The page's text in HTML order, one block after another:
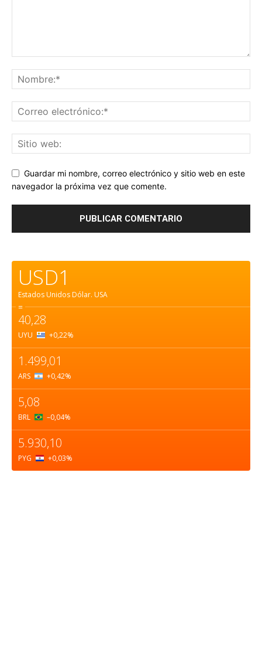
Guardar mi nombre, correo electrónico y sitio web en este
navegador la próxima vez que comente.
USD1
Estados Unidos Dólar. USA
=
40,28
UYU +0,22%
1.499,01
ARS +0,42%
5,08
BRL –0,04%
5.930,10
PYG +0,03%